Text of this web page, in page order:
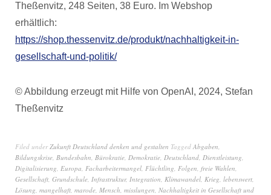
Theßenvitz, 248 Seiten, 38 Euro. Im Webshop
erhältlich:
https://shop.thessenvitz.de/produkt/nachhaltigkeit-in-
gesellschaft-und-politik/
© Abbildung erzeugt mit Hilfe von OpenAI, 2024, Stefan
Theßenvitz
Filed underZukunft Deutschland denken und gestalten Tagged Abgaben,
Bildungskrise, Bundesbahn, Bürokratie, Demokratie, Deutschland, Dienstleistung,
Digitalisierung, Europa, Facharbeitermangel, Flüchtling, Folgen, freie Wahlen,
Gesellschaft, Grundschule, Infrastruktur, Integration, Klimawandel, Krieg, lebenswert,
Lösung, mangelhaft, marode, Mensch, misslungen, Nachhaltigkeit in Gesellschaft und